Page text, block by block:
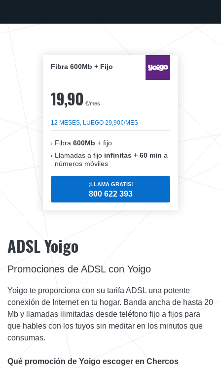
Fibra 600Mb + Fijo
19,90 €/mes
12 MESES, LUEGO 29,90€/MES
Fibra 600Mb + fijo
Llamadas a fijo infinitas + 60 min a
números móviles
¡LLAMA GRATIS!
800 622 393
ADSL Yoigo
Promociones de ADSL con Yoigo
Yoigo te proporciona con su tarifa ADSL una potente
conexión de Internet en tu hogar. Banda ancha de hasta 20
Mb y llamadas ilimitadas desde teléfono fijo a fijos para
que hables con los tuyos sin meditar en los minutos que
consumas.
Qué promoción de Yoigo escoger en Chercos